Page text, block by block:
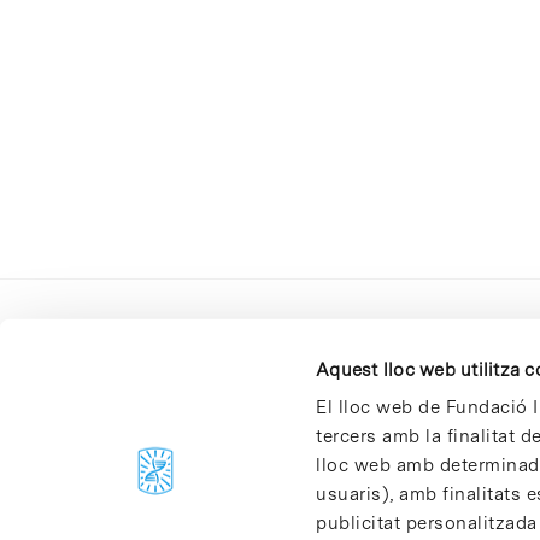
Aquest lloc web utilitza
El lloc web de Fundació
tercers amb la finalitat
lloc web amb
usuaris), amb finalitats
publicitat
C/Baldiri Reixac, 4-12 i 15